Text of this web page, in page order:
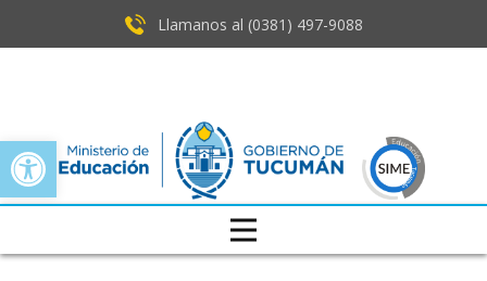
Open toolbar
Llamanos al (0381) ​497-9088